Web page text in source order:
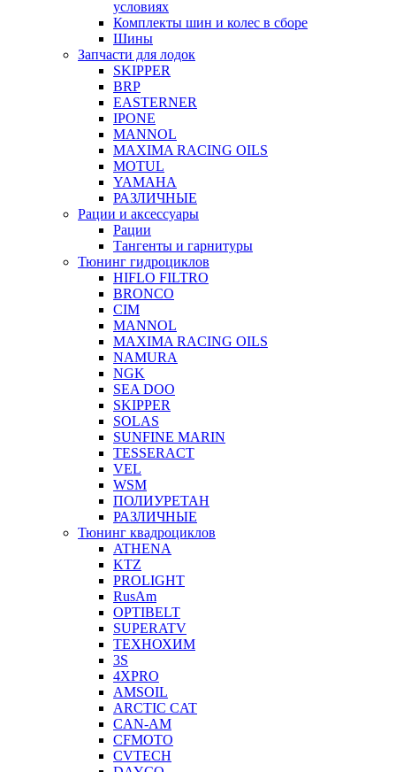
условиях
Комплекты шин и колес в сборе
Шины
Запчасти для лодок
SKIPPER
BRP
EASTERNER
IPONE
MANNOL
MAXIMA RACING OILS
MOTUL
YAMAHA
РАЗЛИЧНЫЕ
Рации и аксессуары
Рации
Тангенты и гарнитуры
Тюнинг гидроциклов
HIFLO FILTRO
BRONCO
CIM
MANNOL
MAXIMA RACING OILS
NAMURA
NGK
SEA DOO
SKIPPER
SOLAS
SUNFINE MARIN
TESSERACT
VEL
WSM
ПОЛИУРЕТАН
РАЗЛИЧНЫЕ
Тюнинг квадроциклов
ATHENA
KTZ
PROLIGHT
RusAm
OPTIBELT
SUPERATV
ТЕХНОХИМ
3S
4XPRO
AMSOIL
ARCTIC CAT
CAN-AM
CFMOTO
CVTECH